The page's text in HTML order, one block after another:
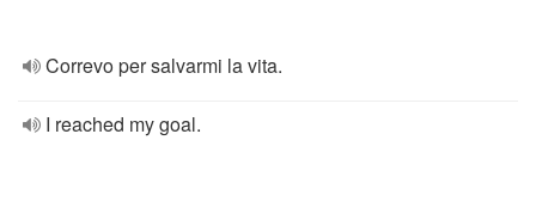
Correvo per salvarmi la vita.
I reached my goal.